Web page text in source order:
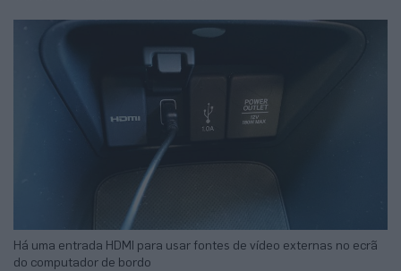
Há uma entrada HDMI para usar fontes de vídeo externas no ecrã
do computador de bordo